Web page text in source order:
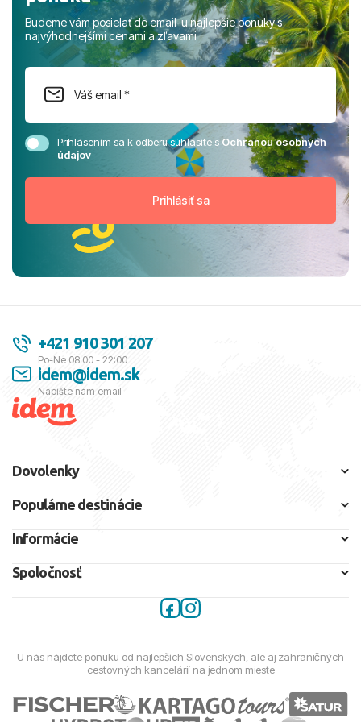
Budeme vám posielať do email-u najlepšie ponuky s
najvýhodnejšími cenami a zľavami
Prihlásením sa k odberu súhlasíte sOchranou osobných
údajov
+421 910 301 207
Po-Ne 08:00 - 22:00
idem@idem.sk
Napíšte nám email
Dovolenky
Populárne destinácie
Informácie
Spoločnosť
U nás nájdete ponuku od najlepších Slovenských, ale aj zahraničných
cestovných kancelárií na jednom mieste